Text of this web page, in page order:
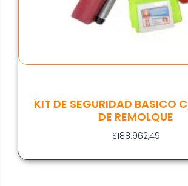
KIT DE SEGURIDAD BASICO
DE REMOLQUE
$188.962,49